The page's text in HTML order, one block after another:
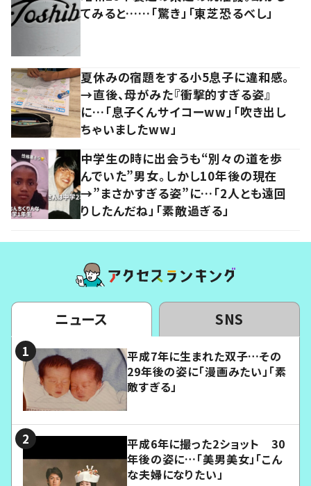
てみると……「驚き」「東芝恐るべし」
夏休みの宿題をする小5息子に違和感。
→直後、母がみた『衝撃的すぎる姿』
に…「息子くんサイコーww」「吹き出し
ちゃいましたww」
中学生の時に出会うも“別々の道を歩
んでいた”男女。しかし10年後の現在
→”まさかすぎる姿”に…「2人とも遠回
りしたんだね」「素敵過ぎる」
ニュース SNS
平成7年に生まれた双子…その
29年後の姿に「漫画みたい」「素
敵すぎる」
平成6年に撮った2ショット 30
年後の姿に…「美男美女」「こん
な夫婦になりたい」